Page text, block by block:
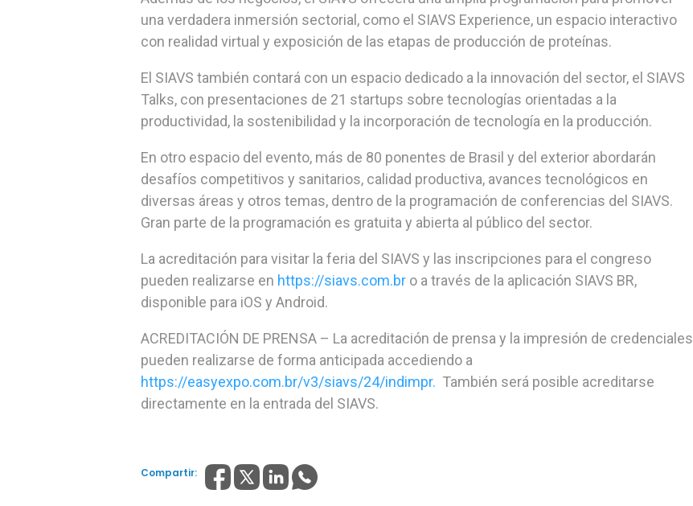
una verdadera inmersión sectorial, como el SIAVS Experience, un espacio interactivo
con realidad virtual y exposición de las etapas de producción de proteínas.
El SIAVS también contará con un espacio dedicado a la innovación del sector, el SIAVS
Talks, con presentaciones de 21 startups sobre tecnologías orientadas a la
productividad, la sostenibilidad y la incorporación de tecnología en la producción.
En otro espacio del evento, más de 80 ponentes de Brasil y del exterior abordarán
desafíos competitivos y sanitarios, calidad productiva, avances tecnológicos en
diversas áreas y otros temas, dentro de la programación de conferencias del SIAVS.
Gran parte de la programación es gratuita y abierta al público del sector.
La acreditación para visitar la feria del SIAVS y las inscripciones para el congreso
pueden realizarse en https://siavs.com.br o a través de la aplicación SIAVS BR,
disponible para iOS y Android.
ACREDITACIÓN DE PRENSA – La acreditación de prensa y la impresión de credenciales
pueden realizarse de forma anticipada accediendo a
https://easyexpo.com.br/v3/siavs/24/indimpr. También será posible acreditarse
directamente en la entrada del SIAVS.
Compartir: